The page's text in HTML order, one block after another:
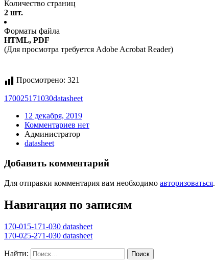
Количество страниц
2 шт.
Форматы файла
HTML, PDF
(Для просмотра требуется Adobe Acrobat Reader)
Просмотрено: 321
170025171030datasheet
12 декабря, 2019
Комментариев нет
Администратор
datasheet
Добавить комментарий
Для отправки комментария вам необходимо авторизоваться.
Навигация по записям
170-015-171-030 datasheet
170-025-271-030 datasheet
Найти: